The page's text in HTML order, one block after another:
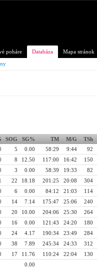
poháre Databáza
Mapa stránok
SOG SG% TM M/G TSh
5 0.00 58:29 9:44 92
8 12.50 117:00 16:42 150
3 0.00 58:39 19:33 82
22 18.18 201:25 20:08 304
6 0.00 84:12 21:03 114
14 7.14 175:47 25:06 240
20 10.00 204:06 25:30 264
16 0.00 121:43 24:20 180
24 4.17 190:34 23:49 284
38 7.89 245:34 24:33 312
17 11.76 110:24 22:04 130
0.00